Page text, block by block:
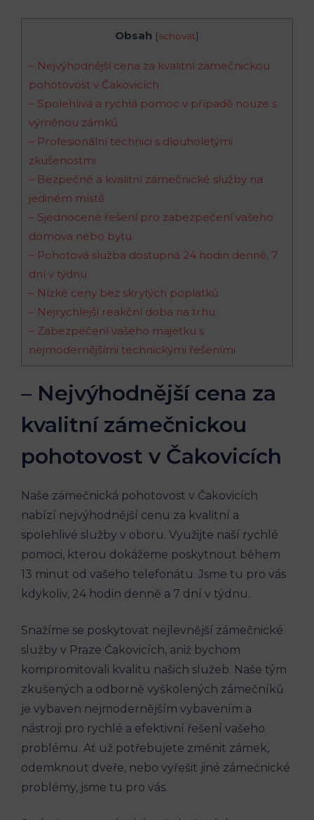
Obsah [schovat]
– Nejvýhodnější cena za kvalitní zámečnickou
pohotovost v Čakovicích
– Spolehlivá a rychlá pomoc v případě nouze s
výměnou zámků
– Profesionální technici s dlouholetými
zkušenostmi
– Bezpečné a kvalitní zámečnické služby na
jediném místě
– Sjednocené řešení pro zabezpečení vašeho
domova nebo bytu
– Pohotová služba dostupná 24 hodin denně, 7
dní v týdnu
– Nízké ceny bez skrytých poplatků
– Nejrychlejší reakční doba na trhu
– Zabezpečení vašeho majetku s
nejmodernějšími technickými řešeními
– Nejvýhodnější cena za
kvalitní zámečnickou
pohotovost v Čakovicích
Naše zámečnická pohotovost v Čakovicích
nabízí nejvýhodnější cenu za kvalitní a
spolehlivé služby v oboru. Využijte naší rychlé
pomoci, kterou dokážeme poskytnout během
13 minut od vašeho telefonátu. Jsme tu pro vás
kdykoliv, 24 hodin denně a 7 dní v týdnu.
Snažíme se poskytovat nejlevnější zámečnické
služby v Praze Čakovicích, aniž bychom
kompromitovali kvalitu našich služeb. Naše tým
zkušených a odborně vyškolených zámečníků
je vybaven nejmodernějším vybavením a
nástroji pro rychlé a efektivní řešení vašeho
problému. Ať už potřebujete změnit zámek,
odemknout dveře, nebo vyřešit jiné zámečnické
problémy, jsme tu pro vás.